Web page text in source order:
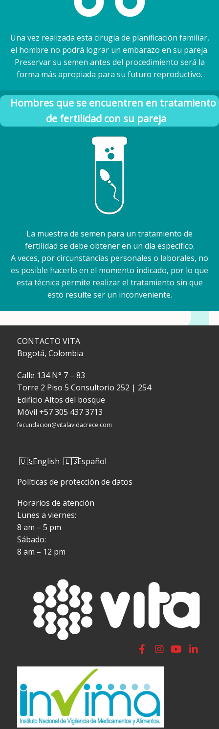
Una vez realizada esta cirugía de planificación familiar,
el hombre no podrá lograr un embarazo en su pareja.
Preservar su semen antes del procedimiento será la
forma más apropiada para su futuro reproductivo.
Hombres que se encuentren en tratamiento
de fertilidad con su pareja
La muestra de semen para un tratamiento de
fertilidad se debe obtener en un día específico.
A veces, por circunstancias personales o laborales, no
es posible hacerlo en el momento indicado, por lo que
esta técnica permite realizar el tratamiento sin que
esto resulte ser un inconveniente.
CONTACTO VITA
Bogotá, Colombia
Calle 134 N° 7 – 83
Torre 2 Piso 5 Consultorio 252 | 254
Edificio Altos del bosque
Móvil +57 305 437 3713
fecundacion@vitalavidacrece.com
English
Español
Políticas de protección de datos
Horarios de atención
Lunes a viernes:
8 am – 5 pm
Sábado:
8 am – 12 pm